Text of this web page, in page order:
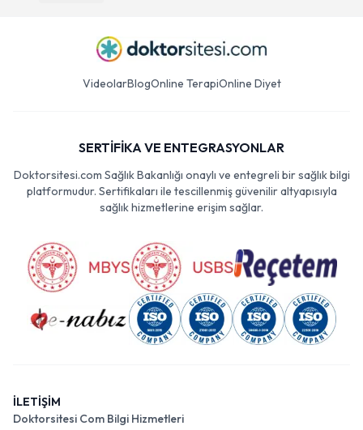
VideolarBlogOnline TerapiOnline Diyet
SERTİFİKA VE ENTEGRASYONLAR
Doktorsitesi.com Sağlık Bakanlığı onaylı ve entegreli bir sağlık bilgi
platformudur. Sertifikaları ile tescillenmiş güvenilir altyapısıyla
sağlık hizmetlerine erişim sağlar.
İLETİŞİM
Doktorsitesi Com Bilgi Hizmetleri